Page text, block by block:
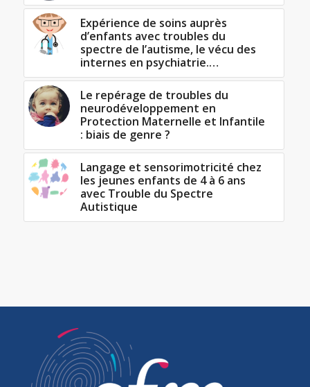
Expérience de soins auprès
d’enfants avec troubles du
spectre de l’autisme, le vécu des
internes en psychiatrie.…
Le repérage de troubles du
neurodéveloppement en
Protection Maternelle et Infantile
: biais de genre ?
Langage et sensorimotricité chez
les jeunes enfants de 4 à 6 ans
avec Trouble du Spectre
Autistique